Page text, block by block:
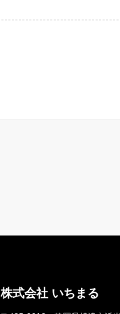
株式会社 いちまる